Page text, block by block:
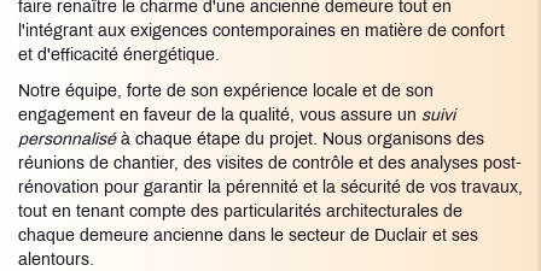
faire renaître le charme d'une ancienne demeure tout en
l'intégrant aux exigences contemporaines en matière de confort
et d'efficacité énergétique.
Notre équipe, forte de son expérience locale et de son
engagement en faveur de la qualité, vous assure un suivi
personnaliséà chaque étape du projet. Nous organisons des
réunions de chantier, des visites de contrôle et des analyses post-
rénovation pour garantir la pérennité et la sécurité de vos travaux,
tout en tenant compte des particularités architecturales de
chaque demeure ancienne dans le secteur de Duclair et ses
alentours.